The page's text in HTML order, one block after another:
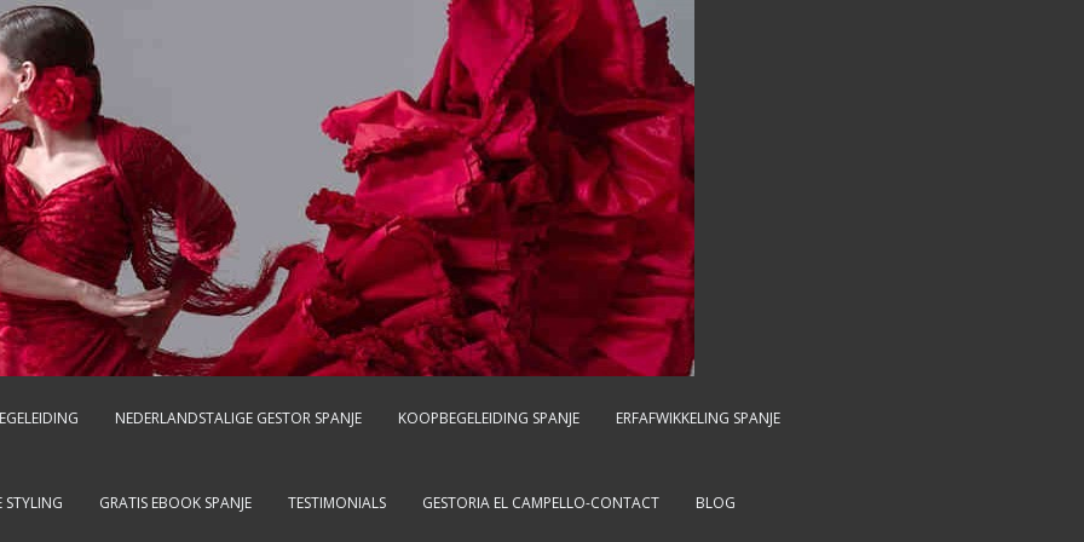
NEDERLANDSTALIGE GESTOR SPANJE KOOPBEGELEIDING SPANJE ERFAFWIKKELING SPANJE
STYLING GRATIS EBOOK SPANJE TESTIMONIALS GESTORIA EL CAMPELLO-CONTACT BLOG